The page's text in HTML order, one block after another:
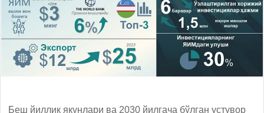
Беш йиллик якунлари ва 2030 йилгача бўлган устувор